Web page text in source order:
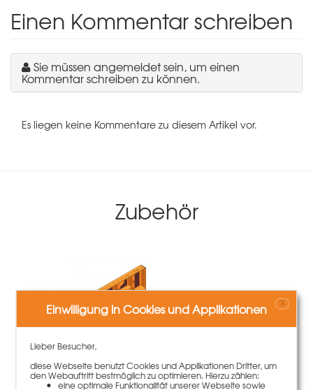
Einen Kommentar schreiben
Sie müssen angemeldet sein, um einen
Kommentar schreiben zu können.
Es liegen keine Kommentare zu diesem Artikel vor.
Zubehör
Einwilligung in Cookies und Applikationen X
Lieber Besucher,
diese Webseite benutzt Cookies und Applikationen Dritter, um
den Webauftritt bestmöglich zu optimieren. Hierzu zählen:
eine optimale Funktionalität unserer Webseite sowie